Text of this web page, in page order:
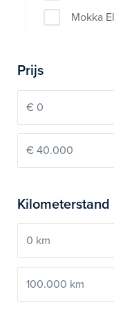
Mokka
Prijs
Kilometerstand